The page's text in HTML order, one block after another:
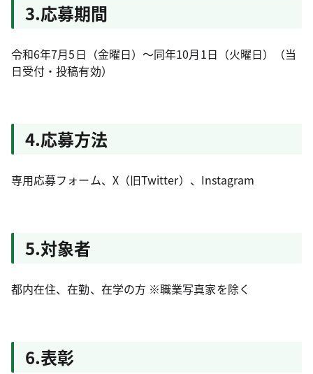
3.応募期間
令和6年7月5日（金曜日）～同年10月1日（火曜日）（当
日受付・投稿有効）
4.応募方法
専用応募フォーム、X（旧Twitter）、Instagram
5.対象者
都内在住、在勤、在学の方 ※職業写真家を除く
6.表彰